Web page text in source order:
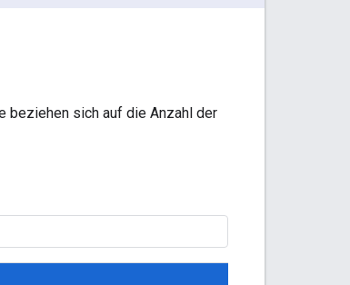
beziehen sich auf die Anzahl der